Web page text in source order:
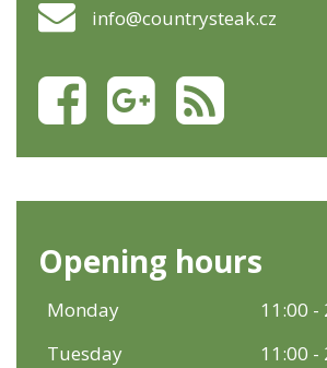
info@countrysteak.cz
Opening hours
Monday
11:00 -
Tuesday
11:00 -